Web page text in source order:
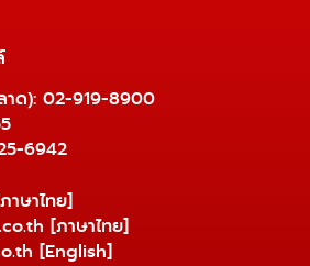
าด): 02-919-8900
6942
าษาไทย]
[ภาษาไทย]
[English]